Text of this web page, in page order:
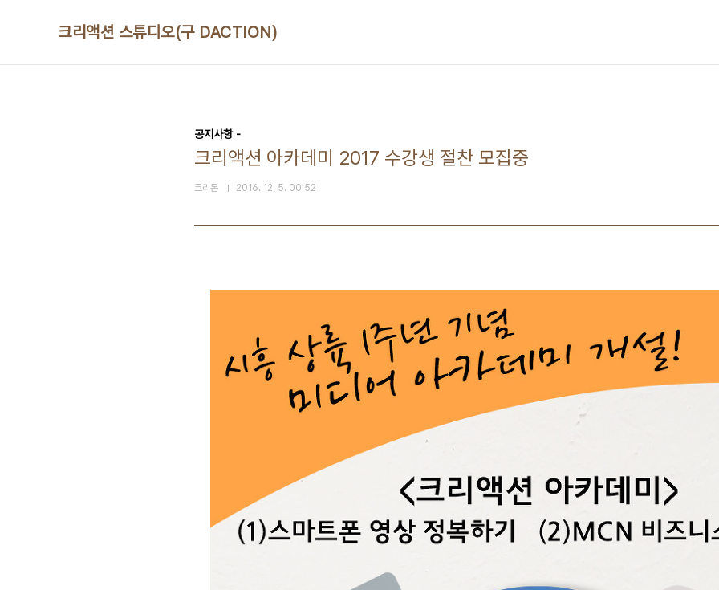
크리액션 스튜디오(구 DACTION)
공지사항 -
크리액션 아카데미 2017 수강생 절찬 모집중
크리몬 2016. 12. 5. 00:52